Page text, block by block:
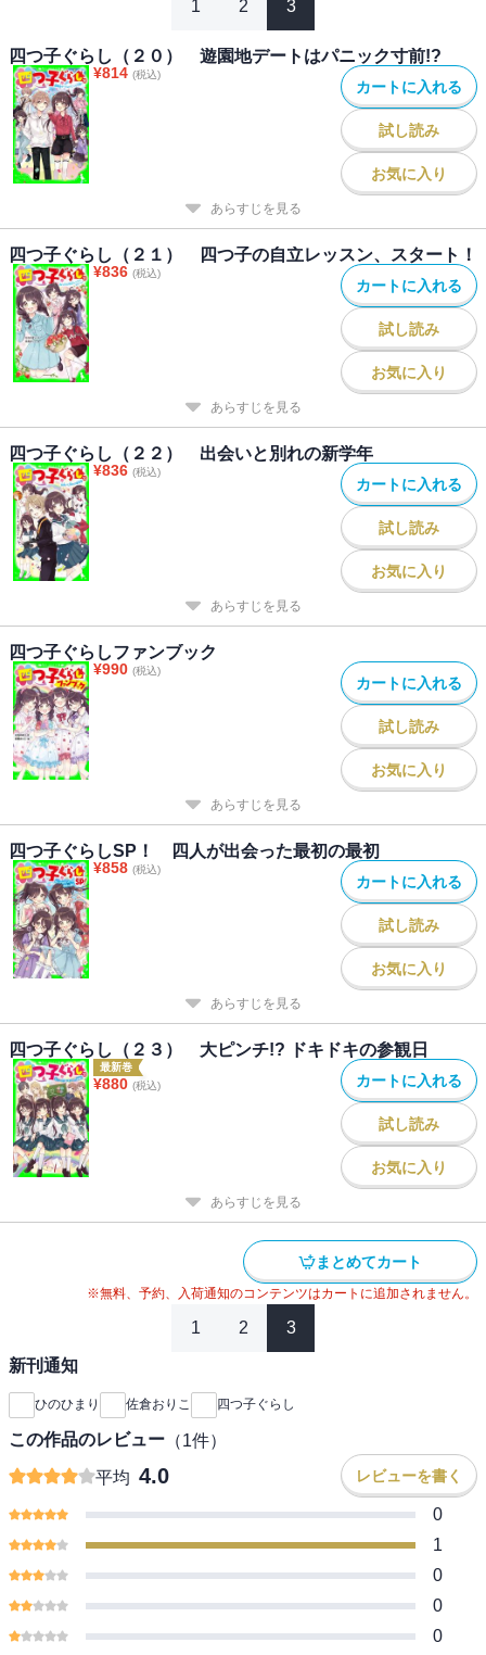
1 2 3
四つ子ぐらし（２０） 遊園地デートはパニック寸前!?
¥814 (税込)
カートに入れる
試し読み
お気に入り
あらすじを見る
四つ子ぐらし（２１） 四つ子の自立レッスン、スタート！
¥836 (税込)
カートに入れる
試し読み
お気に入り
あらすじを見る
四つ子ぐらし（２２） 出会いと別れの新学年
¥836 (税込)
カートに入れる
試し読み
お気に入り
あらすじを見る
四つ子ぐらしファンブック
¥990 (税込)
カートに入れる
試し読み
お気に入り
あらすじを見る
四つ子ぐらしSP！ 四人が出会った最初の最初
¥858 (税込)
カートに入れる
試し読み
お気に入り
あらすじを見る
四つ子ぐらし（２３） 大ピンチ!? ドキドキの参観日
最新巻
¥880 (税込) カートに入れる
試し読み
お気に入り
あらすじを見る
まとめてカート
※無料、予約、入荷通知のコンテンツはカートに追加されません。
1 2 3
新刊通知
ひのひまり 佐倉おりこ 四つ子ぐらし
この作品のレビュー （1件）
平均 4.0 レビューを書く
0
1
0
0
0